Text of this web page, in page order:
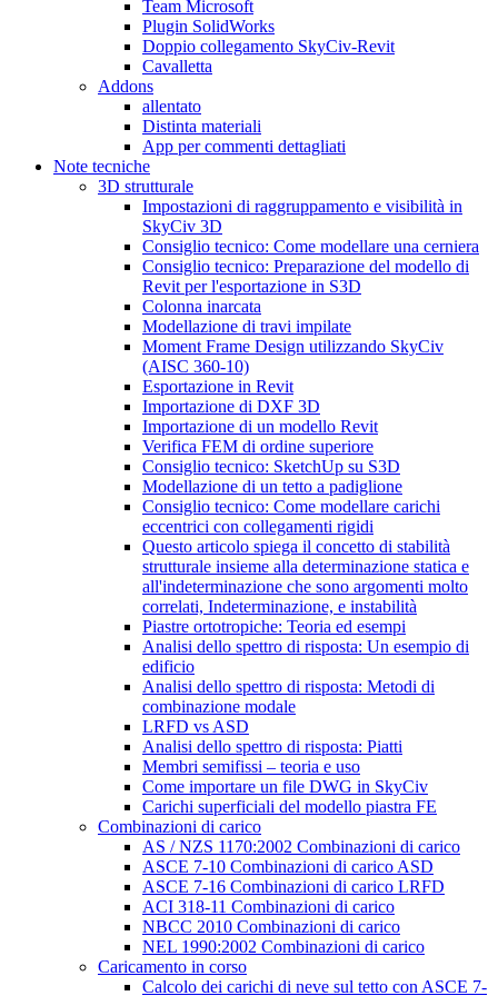
Team Microsoft
Plugin SolidWorks
Doppio collegamento SkyCiv-Revit
Cavalletta
Addons
allentato
Distinta materiali
App per commenti dettagliati
Note tecniche
3D strutturale
Impostazioni di raggruppamento e visibilità in
SkyCiv 3D
Consiglio tecnico: Come modellare una cerniera
Consiglio tecnico: Preparazione del modello di
Revit per l'esportazione in S3D
Colonna inarcata
Modellazione di travi impilate
Moment Frame Design utilizzando SkyCiv
(AISC 360-10)
Esportazione in Revit
Importazione di DXF 3D
Importazione di un modello Revit
Verifica FEM di ordine superiore
Consiglio tecnico: SketchUp su S3D
Modellazione di un tetto a padiglione
Consiglio tecnico: Come modellare carichi
eccentrici con collegamenti rigidi
Questo articolo spiega il concetto di stabilità
strutturale insieme alla determinazione statica e
all'indeterminazione che sono argomenti molto
correlati, Indeterminazione, e instabilità
Piastre ortotropiche: Teoria ed esempi
Analisi dello spettro di risposta: Un esempio di
edificio
Analisi dello spettro di risposta: Metodi di
combinazione modale
LRFD vs ASD
Analisi dello spettro di risposta: Piatti
Membri semifissi – teoria e uso
Come importare un file DWG in SkyCiv
Carichi superficiali del modello piastra FE
Combinazioni di carico
AS / NZS 1170:2002 Combinazioni di carico
ASCE 7-10 Combinazioni di carico ASD
ASCE 7-16 Combinazioni di carico LRFD
ACI 318-11 Combinazioni di carico
NBCC 2010 Combinazioni di carico
NEL 1990:2002 Combinazioni di carico
Caricamento in corso
Calcolo dei carichi di neve sul tetto con ASCE 7-